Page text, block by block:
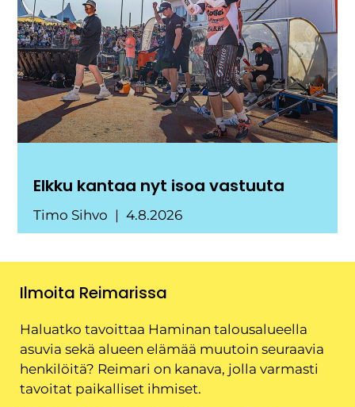
Elkku kantaa nyt isoa vastuuta
Timo Sihvo 4.8.2026
Ilmoita Reimarissa
Haluatko tavoittaa Haminan talousalueella
asuvia sekä alueen elämää muutoin seuraavia
henkilöitä? Reimari on kanava, jolla varmasti
tavoitat paikalliset ihmiset.